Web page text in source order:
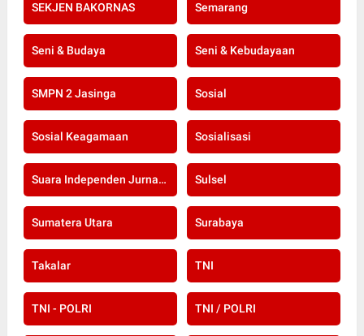
SEKJEN BAKORNAS Semarang
Seni & Budaya Seni & Kebudayaan
SMPN 2 Jasinga Sosial
Sosial Keagamaan Sosialisasi
Suara Independen Jurnalis Indonesia Sulsel
Sumatera Utara Surabaya
Takalar TNI
TNI - POLRI TNI / POLRI